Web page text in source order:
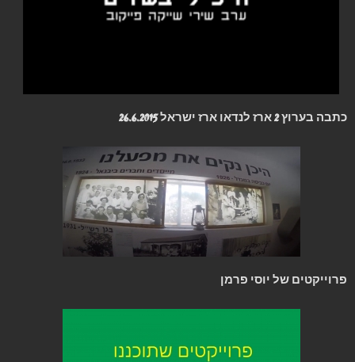
כתבה בערוץ 2 ארז לנדאו ארז ישראל 26.6.2015
פרוייקטים של יוסי פרמן